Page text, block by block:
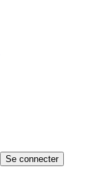
Se connecter